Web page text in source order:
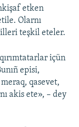
etken
Olarnı
teşkil eteler.
içün
episi,
qasevet,
akis ete», – dey